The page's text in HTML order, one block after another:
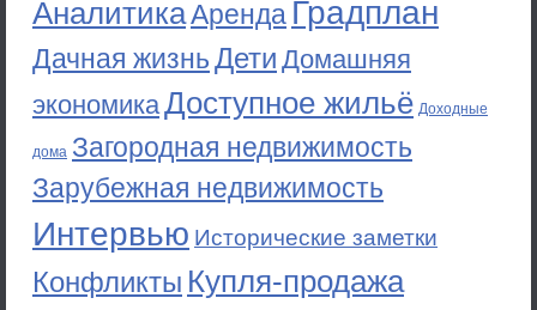
АналитикаАренда Градплан
Дачная жизньДети Домашняя
экономикаДоступное жильё Доходные
дома Загородная недвижимость
Зарубежная недвижимость
Интервью Исторические заметки
Конфликты Купля-продажа